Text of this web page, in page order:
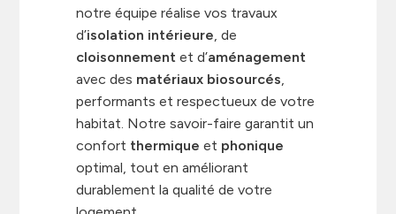
notre équipe réalise vos travaux
d’isolation intérieure, de
cloisonnement et d’aménagement
avec des matériaux biosourcés,
performants et respectueux de votre
habitat. Notre savoir-faire garantit un
confort thermique et phonique
optimal, tout en améliorant
durablement la qualité de votre